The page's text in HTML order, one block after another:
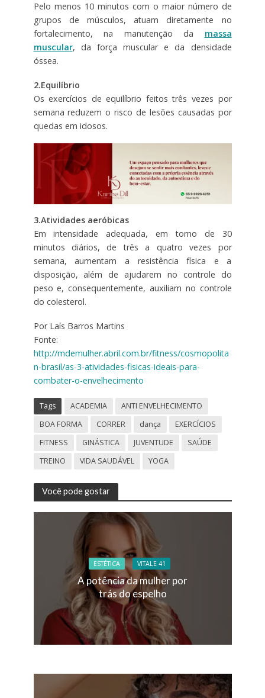
Pelo menos 10 minutos com o maior número de
grupos de músculos, atuam diretamente no
fortalecimento, na manutenção da massa
muscular, da força muscular e da densidade
óssea.
2.Equilíbrio
Os exercícios de equilíbrio feitos três vezes por
semana reduzem o risco de lesões causadas por
quedas em idosos.
3.Atividades aeróbicas
Em intensidade adequada, em torno de 30
minutos diários, de três a quatro vezes por
semana, aumentam a resistência física e a
disposição, além de ajudarem no controle do
peso e, consequentemente, auxiliam no controle
do colesterol.
Por Laís Barros Martins
Fonte:
http://mdemulher.abril.com.br/fitness/cosmopolita
n-brasil/as-3-atividades-fisicas-ideais-para-
combater-o-envelhecimento
Tags ACADEMIA
ANTI ENVELHECIMENTO
BOA FORMA
CORRER dança
EXERCÍCIOS
FITNESS
GINÁSTICA JUVENTUDE
SAÚDE
TREINO
VIDA SAUDÁVEL YOGA
Você pode gostar
ESTÉTICA VITALE 41
A potência da mulher por
trás do espelho